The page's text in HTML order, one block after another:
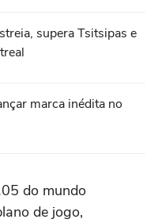
supera Tsitsipas e
marca inédita no
do mundo
de jogo,